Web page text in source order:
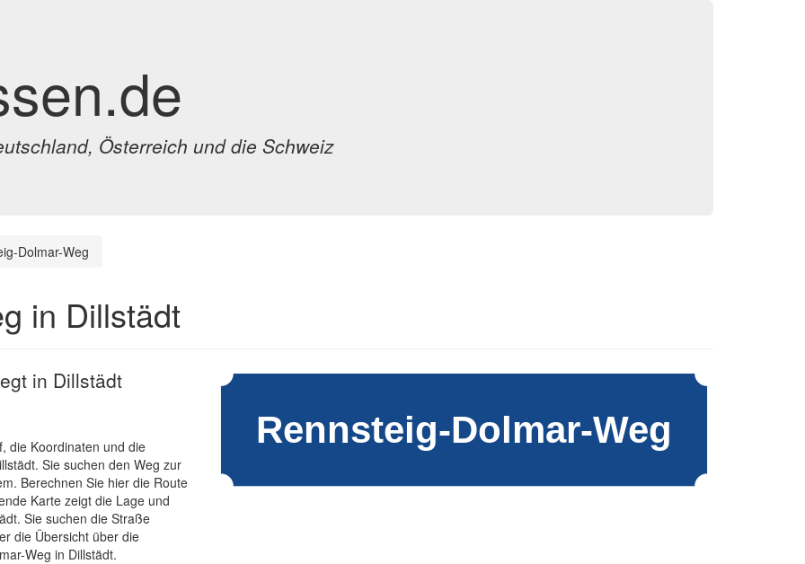
Österreich und die Schweiz
Dolmar-Weg
in Dillstädt
in Dillstädt
die Koordinaten und die
Sie suchen den Weg zur
Berechnen Sie hier die Route
Karte zeigt die Lage und
Sie suchen die Straße
die Übersicht über die
Weg in Dillstädt.